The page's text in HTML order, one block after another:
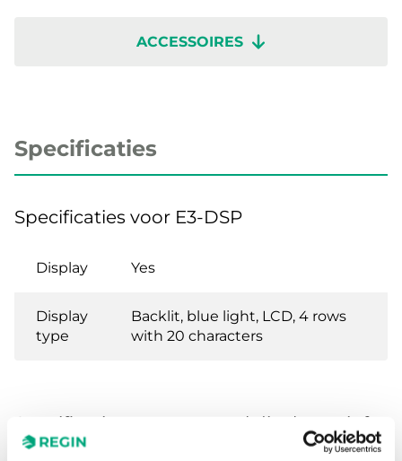
ACCESSOIRES
Specificaties
Specificaties voor E3-DSP
Display Yes
Display
type
Backlit, blue light, LCD, 4 rows
with 20 characters
Specificaties voor External display unit for
EXOclever, EXOcompact, Corrigo and